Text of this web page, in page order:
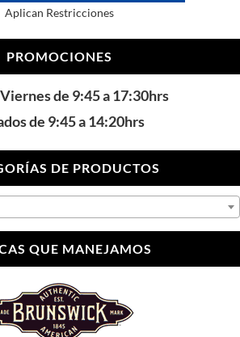
Aplican Restricciones
PROMOCIONES
de 9:45 a 17:30hrs
de 9:45 a 14:20hrs
DE PRODUCTOS
QUE MANEJAMOS